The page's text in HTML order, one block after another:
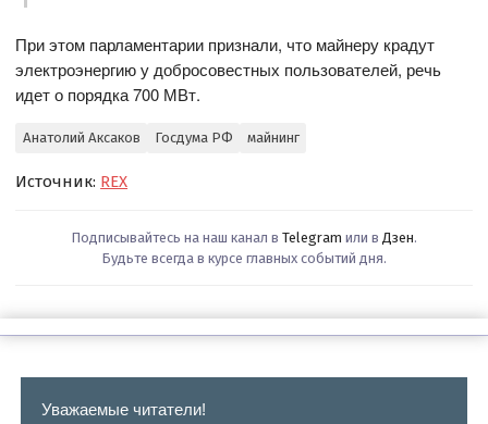
При этом парламентарии признали, что майнеру крадут
электроэнергию у добросовестных пользователей, речь
идет о порядка 700 МВт.
Анатолий Аксаков Госдума РФ майнинг
Источник: REX
Подписывайтесь на наш канал в Telegram или в Дзен.
Будьте всегда в курсе главных событий дня.
Уважаемые читатели!